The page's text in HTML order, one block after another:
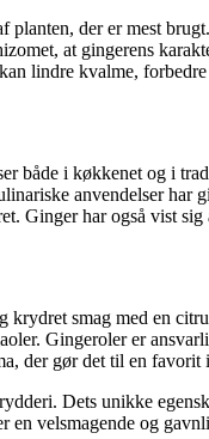
planten, der er mest
at gingerens
lindre kvalme,
både i køkkenet og i
anvendelser har
Ginger har også vist
krydret smag med en
Gingeroler er
der gør det til en
Dets unikke
en velsmagende og